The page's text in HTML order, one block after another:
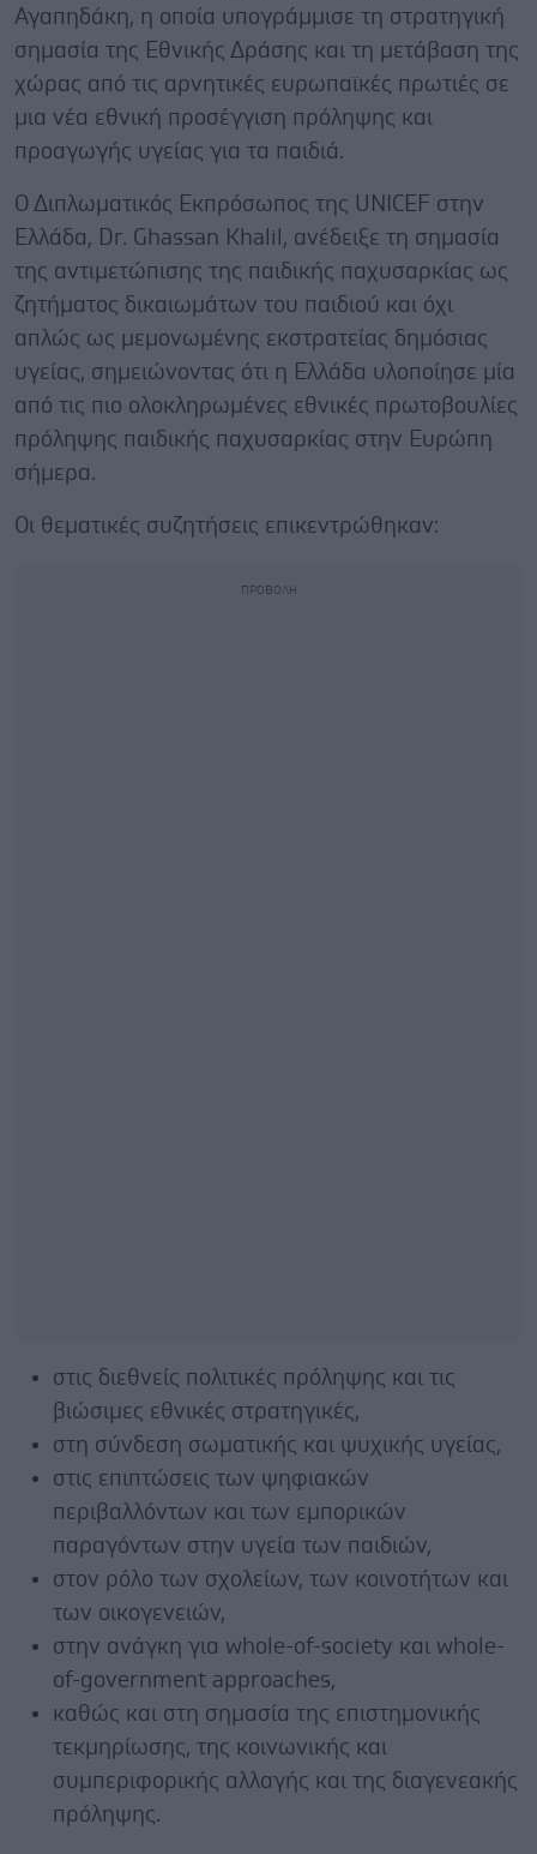
Αγαπηδάκη, η οποία υπογράμμισε τη στρατηγική
σημασία της Εθνικής Δράσης και τη μετάβαση της
χώρας από τις αρνητικές ευρωπαϊκές πρωτιές σε
μια νέα εθνική προσέγγιση πρόληψης και
προαγωγής υγείας για τα παιδιά.
Ο Διπλωματικός Εκπρόσωπος της UNICEF στην
Ελλάδα, Dr. Ghassan Khalil, ανέδειξε τη σημασία
της αντιμετώπισης της παιδικής παχυσαρκίας ως
ζητήματος δικαιωμάτων του παιδιού και όχι
απλώς ως μεμονωμένης εκστρατείας δημόσιας
υγείας, σημειώνοντας ότι η Ελλάδα υλοποίησε μία
από τις πιο ολοκληρωμένες εθνικές πρωτοβουλίες
πρόληψης παιδικής παχυσαρκίας στην Ευρώπη
σήμερα.
Οι θεματικές συζητήσεις επικεντρώθηκαν:
στις διεθνείς πολιτικές πρόληψης και τις
βιώσιμες εθνικές στρατηγικές,
στη σύνδεση σωματικής και ψυχικής υγείας,
στις επιπτώσεις των ψηφιακών
περιβαλλόντων και των εμπορικών
παραγόντων στην υγεία των παιδιών,
στον ρόλο των σχολείων, των κοινοτήτων και
των οικογενειών,
στην ανάγκη για whole-of-society και whole-
of-government approaches,
καθώς και στη σημασία της επιστημονικής
τεκμηρίωσης, της κοινωνικής και
συμπεριφορικής αλλαγής και της διαγενεακής
πρόληψης.